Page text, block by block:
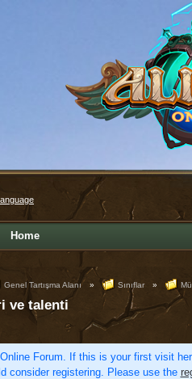
Home
Genel Tartışma Alanı » Sınıflar »
ve talenti
Forum. If this is your first visit
consider registering. Please use the